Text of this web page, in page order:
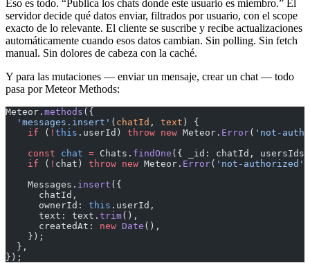
Eso es todo. “Publica los chats donde este usuario es miembro.” El
servidor decide qué datos enviar, filtrados por usuario, con el scope
exacto de lo relevante. El cliente se suscribe y recibe actualizaciones
automáticamente cuando esos datos cambian. Sin polling. Sin fetch
manual. Sin dolores de cabeza con la caché.
Y para las mutaciones — enviar un mensaje, crear un chat — todo
pasa por Meteor Methods:
Meteor. methods ({
  'messages.insert'
( chatId , text ) {
    if
( ! this .userId) throw new Meteor. Error( 'not-
    const
chat = Chats. findOne ({ _id: chatId,
    if
( ! chat) throw new Meteor. Error( 'not-authorized'
    Messages.
insert ({
      chatId,
      ownerId:
this .userId,
      text: text.
trim(),
      createdAt:
new Date (),
    });
  },
});